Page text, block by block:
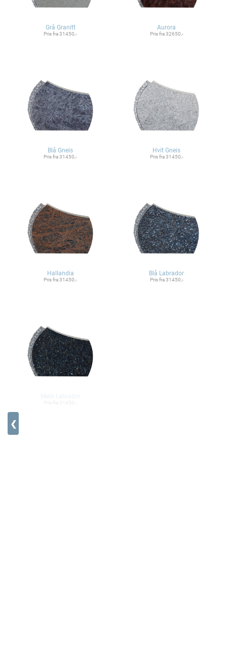
Grå Granitt
Pris fra 31450,-
Aurora
Pris fra 32650,-
Blå Gneis
Pris fra 31450,-
Hvit Gneis
Pris fra 31450,-
Hallandia
Pris fra 31450,-
Blå Labrador
Pris fra 31450,-
❮